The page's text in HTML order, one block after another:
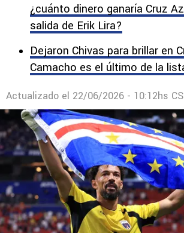
¿cuánto dinero ganaría Cruz
salida de Erik Lira?
Dejaron Chivas para brillar en
Camacho es el último de la
Actualizado el 22/06/2026 - 10:12hs